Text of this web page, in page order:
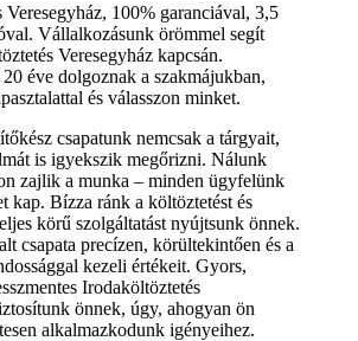
Veresegyház, 100% garanciával, 3,5
Vállalkozásunk örömmel segít
Veresegyház kapcsán.
éve dolgoznak a szakmájukban,
és válasszon minket.
csapatunk nemcsak a tárgyait,
is igyekszik megőrizni. Nálunk
zajlik a munka – minden ügyfelünk
kap. Bízza ránk a költöztetést és
körű szolgáltatást nyújtsunk önnek.
csapata precízen, körültekintően és a
kezeli értékeit. Gyors,
Irodaköltöztetés
önnek, úgy, ahogyan ön
alkalmazkodunk igényeihez.